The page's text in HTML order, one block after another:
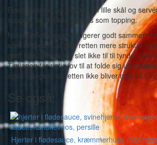
Bland svampe og bacon i en lille skål og
suppen, så det kan bruges som topping.
Note: Sellerisuppen fungerer godt sammen
som er med til at give retten mere struktur og
godt kan lide, da jeg slet ikke til til tynde,
Timianen får rigtig lov til at folde sig ud
også smagen, så retten ikke bliver nær så
Se også:
Hjerter i flødesauce, kræmmerhuse med